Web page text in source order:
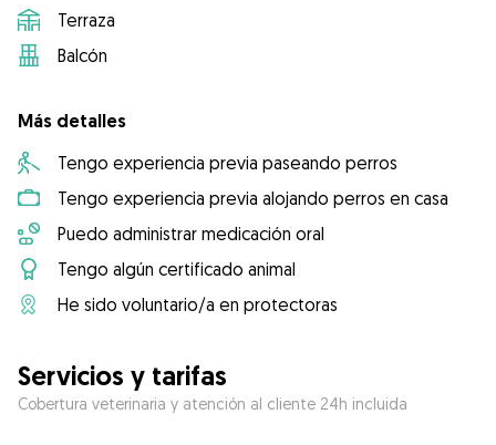
Terraza
Balcón
Más detalles
Tengo experiencia previa paseando perros
Tengo experiencia previa alojando perros en casa
Puedo administrar medicación oral
Tengo algún certificado animal
He sido voluntario/a en protectoras
Servicios y tarifas
Cobertura veterinaria y atención al cliente 24h incluida